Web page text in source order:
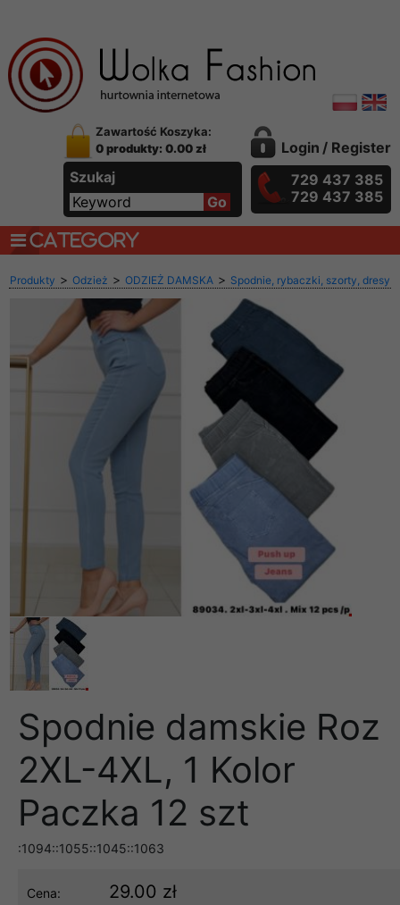
Zawartość Koszyka:
0 produkty: 0.00 zł
Szukaj
Login / Register
729 437 385
729 437 385
CATEGORY
Produkty > Odzież > ODZIEŻ DAMSKA > Spodnie, rybaczki, szorty, dresy
Spodnie damskie Roz
2XL-4XL, 1 Kolor
Paczka 12 szt
:1094::1055::1045::1063
Cena: 29.00 zł